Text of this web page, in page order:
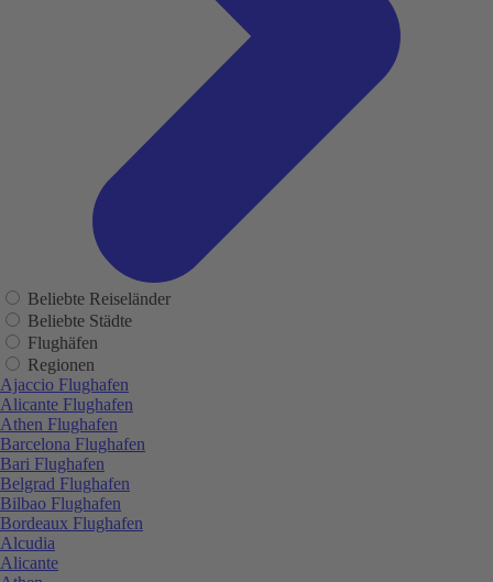
Beliebte Reiseländer
Beliebte Städte
Flughäfen
Regionen
Ajaccio Flughafen
Alicante Flughafen
Athen Flughafen
Barcelona Flughafen
Bari Flughafen
Belgrad Flughafen
Bilbao Flughafen
Bordeaux Flughafen
Alcudia
Alicante